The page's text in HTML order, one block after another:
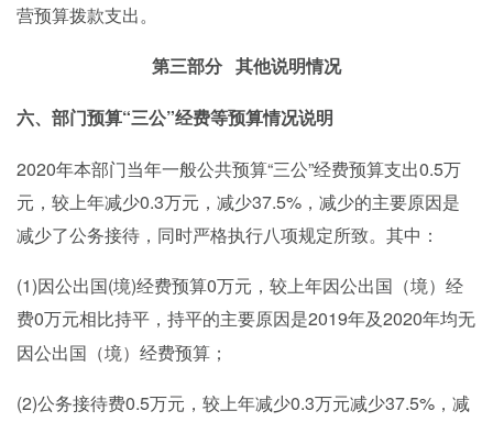
营预算拨款支出。
第三部分 其他说明情况
六、部门预算“三公”经费等预算情况说明
2020年本部门当年一般公共预算“三公”经费预算支出0.5万
元，较上年减少0.3万元，减少37.5%，减少的主要原因是
减少了公务接待，同时严格执行八项规定所致。其中：
(1)因公出国(境)经费预算0万元，较上年因公出国（境）经
费0万元相比持平 ， 持平的主要原因是2019年及2020年均无
因公出国（境）经费预算；
(2)公务接待费0.5万元，较上年减少0.3万元减少37.5%，减